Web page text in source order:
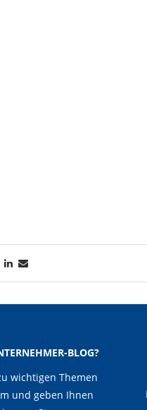
BLOG?
wichtigen Themen
und geben Ihnen